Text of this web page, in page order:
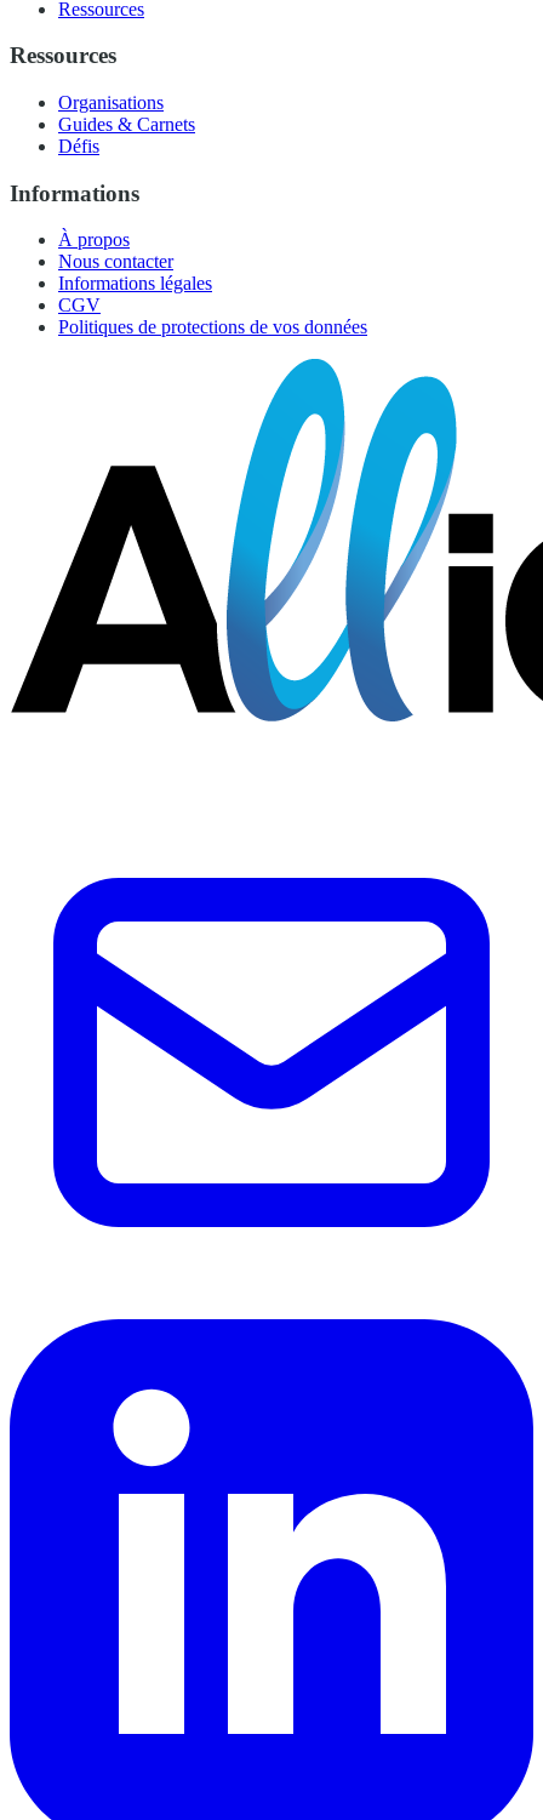
Ressources
Ressources
Organisations
Guides & Carnets
Défis
Informations
À propos
Nous contacter
Informations légales
CGV
Politiques de protections de vos données